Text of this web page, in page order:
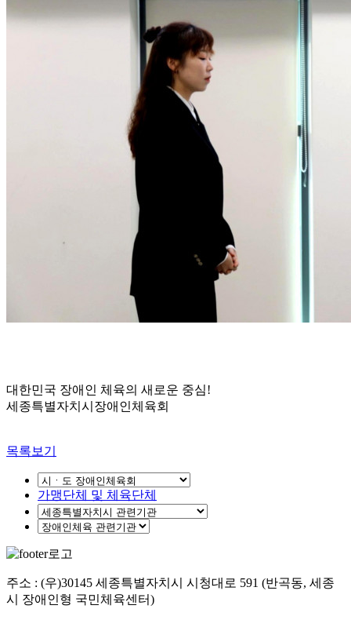
대한민국 장애인 체육의 새로운 중심!
세종특별자치시장애인체육회
목록보기
가맹단체 및 체육단체
주소 : (우)30145 세종특별자치시 시청대로 591 (반곡동, 세종
시 장애인형 국민체육센터)